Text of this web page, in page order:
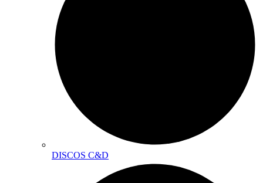
DISCOS C&D